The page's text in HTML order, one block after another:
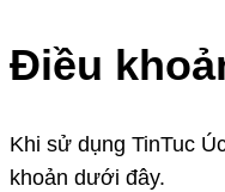
Điều
Khi sử dụng TinTuc
khoản dưới đây.